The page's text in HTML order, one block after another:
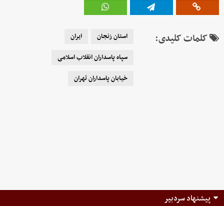
کلمات کلیدی: استان زنجان
ایران
سپاه پاسداران انقلاب اسلامی
خیابان پاسداران تهران
پیشنهاد سردبیر